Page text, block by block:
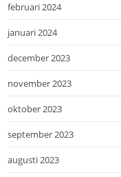
februari 2024
januari 2024
december 2023
november 2023
oktober 2023
september 2023
augusti 2023